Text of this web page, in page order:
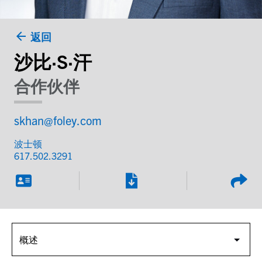
返回
沙比·S·汗
合作伙伴
skhan@foley.com
波士顿
617.502.3291